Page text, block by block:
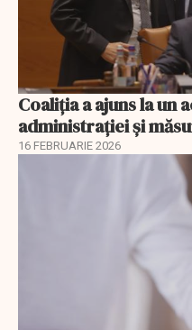
Coaliția a ajuns la
administrației și
16 FEBRUARIE 2026